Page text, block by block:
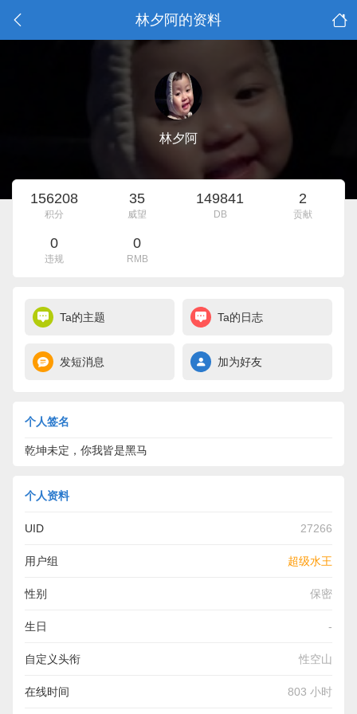
林夕阿的资料
林夕阿
156208
积分
35
威望
149841
DB
2
贡献
0
违规
0
RMB
Ta的主题 Ta的日志
发短消息 加为好友
个人签名
乾坤未定，你我皆是黑马
个人资料
UID 27266
用户组 超级水王
性别 保密
生日 -
自定义头衔 性空山
在线时间 803 小时